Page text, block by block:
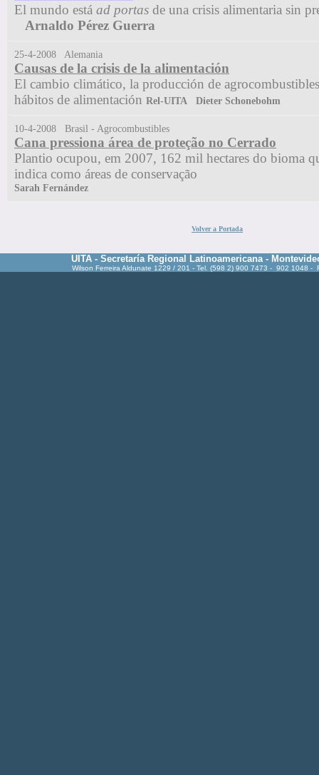
El mundo está ad portas de una crisis alimentaria sin
Arnaldo Pérez Guerra
25-4-2008 Alemania
Causas de la crisis de la alimentación
El cambio climático, la producción de
hábitos de alimentación Rel-UITA Dieter Schonebohm
10-4-2008 Brasil - Agrocombustibles
Cana pressiona área de proteção no Cerrado
Plantio ocupou, em 2007, 162 mil hectares do bioma
indica como áreas de conservação
Sarah Fernández
Volver a Portada
UITA - Secretaría Regional Latinoamericana -
Wilson Ferreira Aldunate 1229 / 201 - Tel. (598 2) 900 7473 - 902 1048 -